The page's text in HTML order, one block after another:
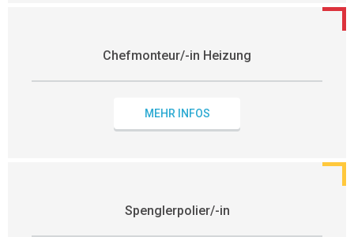
Chefmonteur/-in Heizung
MEHR INFOS
Spenglerpolier/-in